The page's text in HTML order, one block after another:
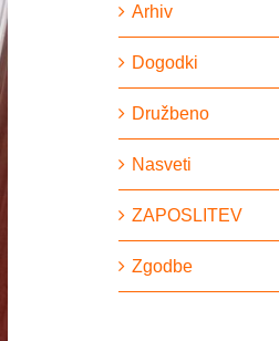
Arhiv
Dogodki
Družbeno
Nasveti
ZAPOSLITEV
Zgodbe